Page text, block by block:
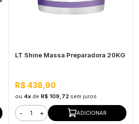
LT Shine Massa Preparadora 20KG
R$ 438,90
ou 4xde R$ 109,72 sem juros
- + ADICIONAR